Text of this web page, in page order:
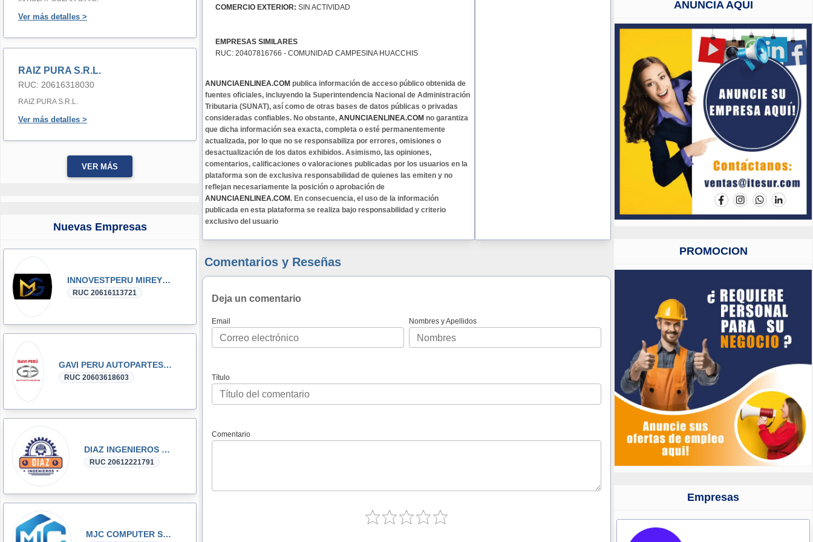
Ver más detalles >
RAIZ PURA S.R.L.
RUC: 20616318030
RAIZ PURA S.R.L.
Ver más detalles >
VER MÁS
Nuevas Empresas
INNOVESTPERU MIREYKA GROUP SAC
RUC 20616113721
GAVI PERU AUTOPARTES DONGFENG y DFSK GLORY
RUC 20603618603
DIAZ INGENIEROS SRL
RUC 20612221791
MJC COMPUTER SAC
COMERCIO EXTERIOR: SIN ACTIVIDAD
EMPRESAS SIMILARES
RUC: 20407816766 - COMUNIDAD CAMPESINA HUACCHIS
ANUNCIAENLINEA.COM publica información de acceso público obtenida de
fuentes oficiales, incluyendo la Superintendencia Nacional de Administración
Tributaria (SUNAT), así como de otras bases de datos públicas o privadas
consideradas confiables. No obstante, ANUNCIAENLINEA.COM no garantiza
que dicha información sea exacta, completa o esté permanentemente
actualizada, por lo que no se responsabiliza por errores, omisiones o
desactualización de los datos exhibidos. Asimismo, las opiniones,
comentarios, calificaciones o valoraciones publicadas por los usuarios en la
plataforma son de exclusiva responsabilidad de quienes las emiten y no
reflejan necesariamente la posición o aprobación de
ANUNCIAENLINEA.COM. En consecuencia, el uso de la información
publicada en esta plataforma se realiza bajo responsabilidad y criterio
exclusivo del usuario
Comentarios y Reseñas
Deja un comentario
Email Nombres y Apellidos
Título
Comentario
ANUNCIA AQUI
PROMOCION
Empresas